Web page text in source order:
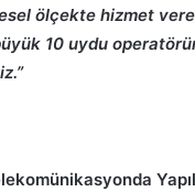
ölçekte hizmet
10 uydu